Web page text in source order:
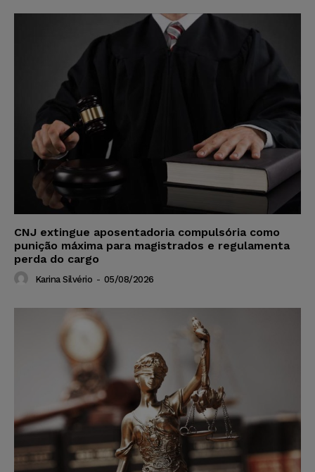
CNJ extingue aposentadoria compulsória como
punição máxima para magistrados e regulamenta
perda do cargo
Karina Silvério - 05/08/2026